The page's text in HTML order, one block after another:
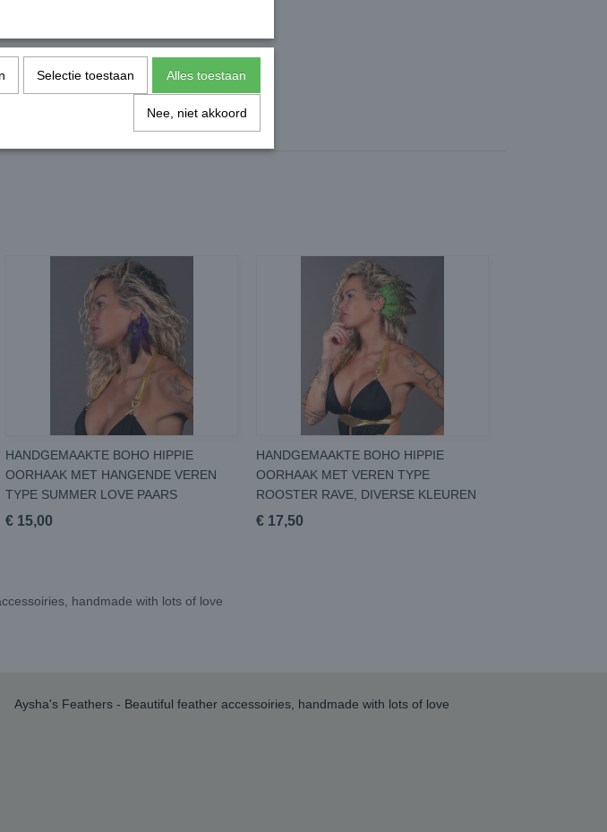
HANDGEMAAKTE BOHO HIPPIE
OORHAAK MET HANGENDE VEREN
TYPE SUMMER LOVE PAARS
€ 15,00
HANDGEMAAKTE BOHO HIPPIE
OORHAAK MET VEREN TYPE
ROOSTER RAVE, DIVERSE KLEUREN
€ 17,50
handmade with lots of love
Aysha's Feathers - Beautiful feather accessoiries, handmade with lots of love
Selectie toestaan Alles toestaan
Nee, niet akkoord